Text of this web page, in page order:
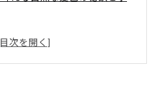
若々しく見えるカラーの選び